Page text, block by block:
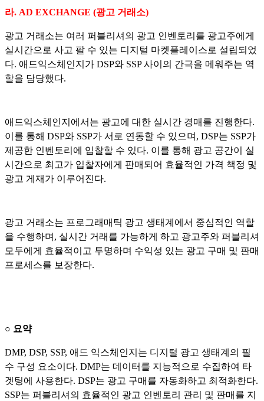
라. AD EXCHANGE (광고 거래소)
광고 거래소는 여러 퍼블리셔의 광고 인벤토리를 광고주에게
실시간으로 사고 팔 수 있는 디지털 마켓플레이스로 설립되었
다. 애드익스체인지가 DSP와 SSP 사이의 간극을 메워주는 역
할을 담당했다.
애드익스체인지에서는 광고에 대한 실시간 경매를 진행한다.
이를 통해 DSP와 SSP가 서로 연동할 수 있으며, DSP는 SSP가
제공한 인벤토리에 입찰할 수 있다. 이를 통해 광고 공간이 실
시간으로 최고가 입찰자에게 판매되어 효율적인 가격 책정 및
광고 게재가 이루어진다.
광고 거래소는 프로그래매틱 광고 생태계에서 중심적인 역할
을 수행하며, 실시간 거래를 가능하게 하고 광고주와 퍼블리셔
모두에게 효율적이고 투명하며 수익성 있는 광고 구매 및 판매
프로세스를 보장한다.
○ 요약
DMP, DSP, SSP, 애드 익스체인지는 디지털 광고 생태계의 필
수 구성 요소이다. DMP는 데이터를 지능적으로 수집하여 타
겟팅에 사용한다. DSP는 광고 구매를 자동화하고 최적화한다.
SSP는 퍼블리셔의 효율적인 광고 인벤토리 관리 및 판매를 지